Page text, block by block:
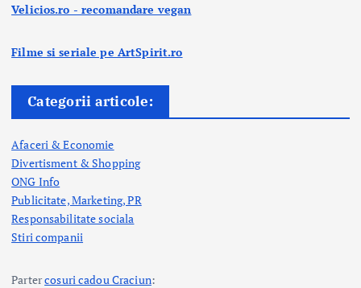
Velicios.ro - recomandare vegan
Filme si seriale pe ArtSpirit.ro
Categorii articole:
Afaceri & Economie
Divertisment & Shopping
ONG Info
Publicitate, Marketing, PR
Responsabilitate sociala
Stiri companii
Partercosuri cadou Craciun: